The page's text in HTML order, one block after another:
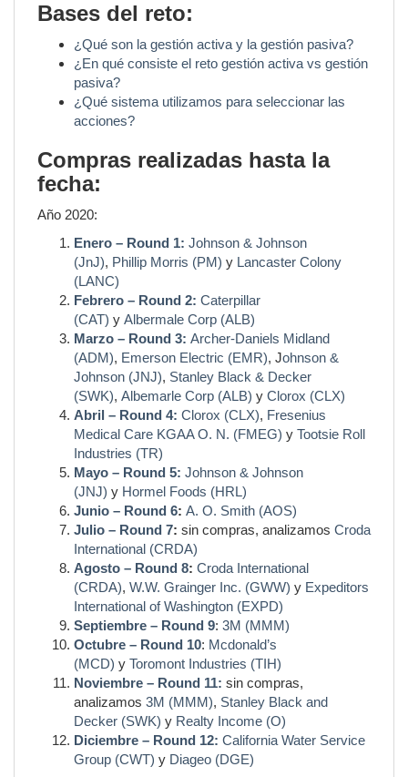
Bases del reto:
¿Qué son la gestión activa y la gestión pasiva?
¿En qué consiste el reto gestión activa vs gestión
pasiva?
¿Qué sistema utilizamos para seleccionar las
acciones?
Compras realizadas hasta la
fecha:
Año 2020:
Enero – Round 1: Johnson & Johnson
(JnJ), Phillip Morris (PM) y Lancaster Colony
(LANC)
Febrero – Round 2: Caterpillar
(CAT) y Albermale Corp (ALB)
Marzo – Round 3: Archer-Daniels Midland
(ADM), Emerson Electric (EMR), Johnson &
Johnson (JNJ), Stanley Black & Decker
(SWK), Albemarle Corp (ALB) y Clorox (CLX)
Abril – Round 4: Clorox (CLX), Fresenius
Medical Care KGAA O. N. (FMEG) y Tootsie Roll
Industries (TR)
Mayo – Round 5: Johnson & Johnson
(JNJ) y Hormel Foods (HRL)
Junio – Round 6: A. O. Smith (AOS)
Julio – Round 7: sin compras, analizamos Croda
International (CRDA)
Agosto – Round 8: Croda International
(CRDA), W.W. Grainger Inc. (GWW) y Expeditors
International of Washington (EXPD)
Septiembre – Round 9: 3M (MMM)
Octubre – Round 10: Mcdonald’s
(MCD) y Toromont Industries (TIH)
Noviembre – Round 11: sin compras,
analizamos 3M (MMM), Stanley Black and
Decker (SWK) y Realty Income (O)
Diciembre – Round 12: California Water Service
Group (CWT) y Diageo (DGE)